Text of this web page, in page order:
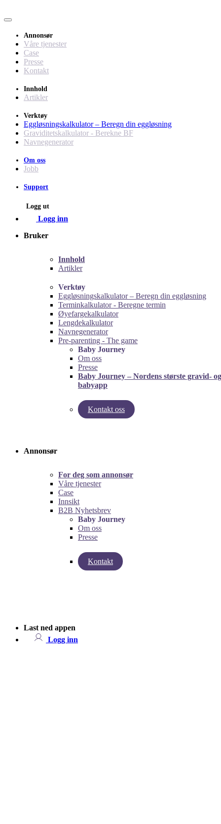
Annonsør
Våre tjenester
Case
Presse
Kontakt
Innhold
Artikler
Verktøy
Eggløsningskalkulator – Beregn din eggløsning
Graviditetskalkulator - Berekne BF
Navnegenerator
Om oss
Jobb
Support
Logg ut
Logg inn
Bruker
Innhold
Artikler
Verktøy
Eggløsningskalkulator – Beregn din eggløsning
Terminkalkulator - Beregne termin
Øyefargekalkulator
Lengdekalkulator
Navnegenerator
Pre-parenting - The game
Baby Journey
Om oss
Presse
Baby Journey – Nordens største gravid- og
babyapp
Kontakt oss
left
Annonsør
For deg som annonsør
Våre tjenester
Case
Innsikt
B2B Nyhetsbrev
Baby Journey
Om oss
Presse
Kontakt
left
Last ned appen
Logg inn